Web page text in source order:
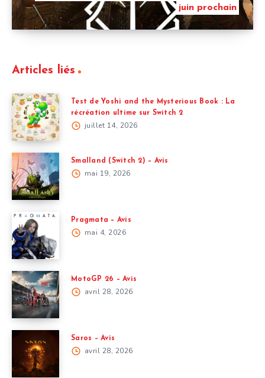
juin prochain
Articles liés
Test de Yoshi and the Mysterious Book : La
récréation ultime sur Switch 2
juillet 14, 2026
Smalland (Switch 2) – Avis
mai 19, 2026
Pragmata – Avis
mai 4, 2026
MotoGP 26 – Avis
avril 28, 2026
Saros – Avis
avril 28, 2026